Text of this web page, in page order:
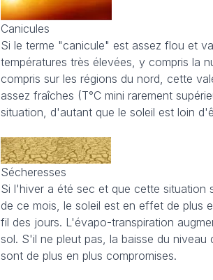
Canicules
Si le terme "canicule" est assez flou et
températures très élevées, y compris la
compris sur les régions du nord, cette
assez fraîches (T°C mini rarement
situation, d'autant que le soleil est loin
Sécheresses
Si l'hiver a été sec et que cette situation
de ce mois, le soleil est en effet de plus
fil des jours. L'évapo-transpiration
sol. S'il ne pleut pas, la baisse du
sont de plus en plus compromises.